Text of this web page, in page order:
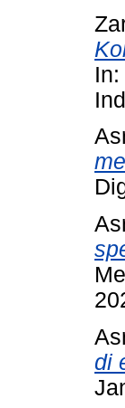
di